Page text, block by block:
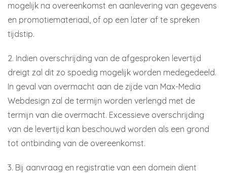
mogelijk na overeenkomst en aanlevering van gegevens
en promotiemateriaal, of op een later af te spreken
tijdstip.
2. Indien overschrijding van de afgesproken levertijd
dreigt zal dit zo spoedig mogelijk worden medegedeeld.
In geval van overmacht aan de zijde van Max-Media
Webdesign zal de termijn worden verlengd met de
termijn van die overmacht. Excessieve overschrijding
van de levertijd kan beschouwd worden als een grond
tot ontbinding van de overeenkomst.
3. Bij aanvraag en registratie van een domein dient